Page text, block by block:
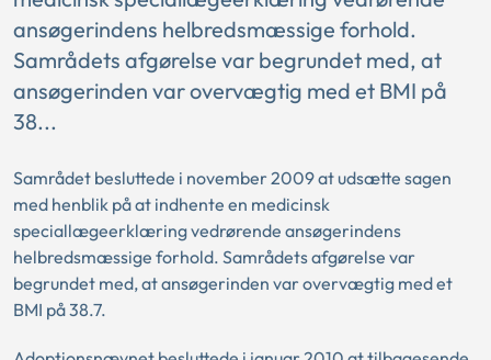
ansøgerindens helbredsmæssige forhold.
Samrådets afgørelse var begrundet med, at
ansøgerinden var overvægtig med et BMI på
38...
Samrådet besluttede i november 2009 at udsætte sagen
med henblik på at indhente en medicinsk
speciallægeerklæring vedrørende ansøgerindens
helbredsmæssige forhold. Samrådets afgørelse var
begrundet med, at ansøgerinden var overvægtig med et
BMI på 38.7.